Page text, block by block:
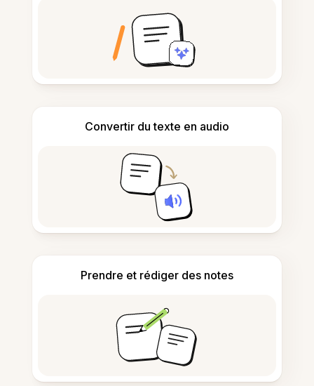
Convertir du texte en audio
Prendre et rédiger des notes